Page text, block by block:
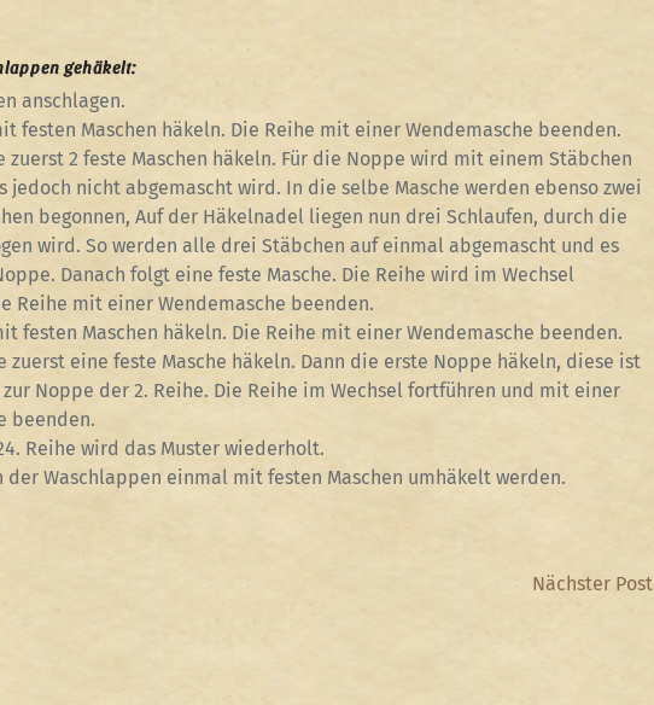
gehäkelt:
anschlagen.
festen Maschen häkeln. Die Reihe mit einer Wendemasche beenden.
zuerst 2 feste Maschen häkeln. Für die Noppe wird mit einem Stäbchen
jedoch nicht abgemascht wird. In die selbe Masche werden ebenso zwei
begonnen, Auf der Häkelnadel liegen nun drei Schlaufen, durch die
wird. So werden alle drei Stäbchen auf einmal abgemascht und es
Danach folgt eine feste Masche. Die Reihe wird im Wechsel
Reihe mit einer Wendemasche beenden.
festen Maschen häkeln. Die Reihe mit einer Wendemasche beenden.
zuerst eine feste Masche häkeln. Dann die erste Noppe häkeln, diese ist
Noppe der 2. Reihe. Die Reihe im Wechsel fortführen und mit einer
beenden.
Reihe wird das Muster wiederholt.
der Waschlappen einmal mit festen Maschen umhäkelt werden.
Next
Nächster Post